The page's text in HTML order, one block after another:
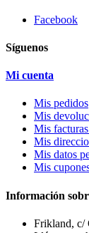
Facebook
Síguenos
Mi cuenta
Mis pedidos
Mis
Mis
Mis
Mis datos
Mis
Información
Frikland, c/